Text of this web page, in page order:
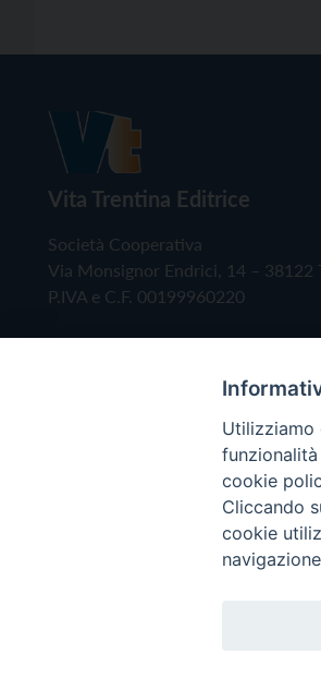
Vita Trentina Editrice
Società Cooperativa
Via Monsignor Endrici, 14 – 38122
P.IVA e C.F. 00199960220
Copyright © 2019 - Tutti i
Utilizziamo
cookie
Cliccando
cookie